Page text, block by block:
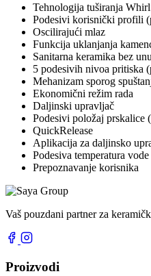
Tehnologija tuširanja
Podesivi korisnički profili
Oscilirajući mlaz
Funkcija uklanjanja
Sanitarna keramika bez
5 podesivih nivoa pritiska
Mehanizam sporog
Ekonomični režim rada
Daljinski upravljač
Podesivi položaj prskalice
QuickRelease
Aplikacija za daljinsko
Podesiva temperatura
Prepoznavanje korisnika
Vaš pouzdani partner za
Proizvodi